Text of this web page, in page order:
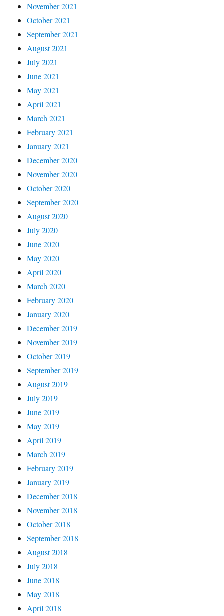
November 2021
October 2021
September 2021
August 2021
July 2021
June 2021
May 2021
April 2021
March 2021
February 2021
January 2021
December 2020
November 2020
October 2020
September 2020
August 2020
July 2020
June 2020
May 2020
April 2020
March 2020
February 2020
January 2020
December 2019
November 2019
October 2019
September 2019
August 2019
July 2019
June 2019
May 2019
April 2019
March 2019
February 2019
January 2019
December 2018
November 2018
October 2018
September 2018
August 2018
July 2018
June 2018
May 2018
April 2018